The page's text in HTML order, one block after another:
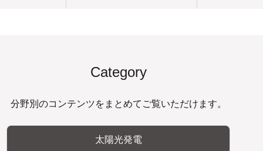
Category
分野別のコンテンツをまとめてご覧いただけます。
太陽光発電